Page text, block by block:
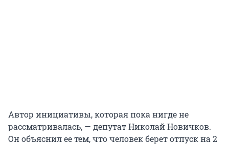
Автор инициативы, которая пока нигде не
рассматривалась, — депутат Николай Новичков.
Он объяснил ее тем, что человек берет отпуск на 2